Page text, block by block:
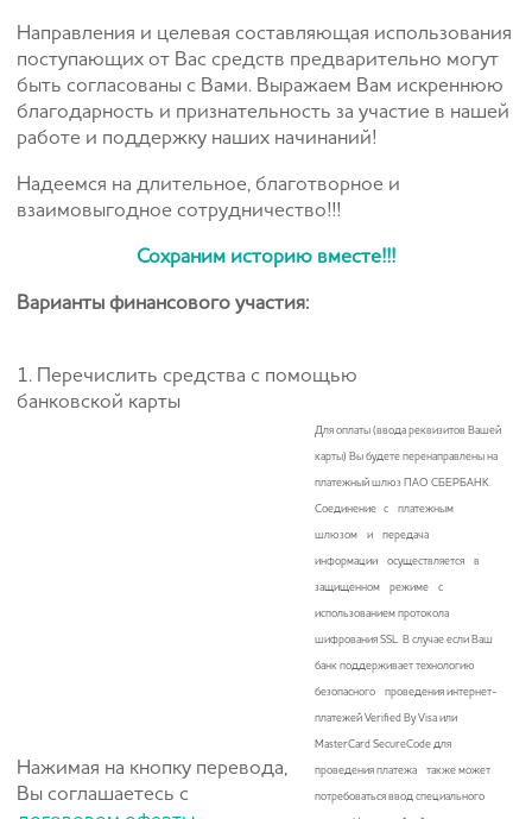
Направления и целевая составляющая использования
поступающих от Вас средств предварительно могут
быть согласованы с Вами. Выражаем Вам искреннюю
благодарность и признательность за участие в нашей
работе и поддержку наших начинаний!
Надеемся на длительное, благотворное и
взаимовыгодное сотрудничество!!!
Сохраним историю вместе!!!
Варианты финансового участия:
1. Перечислить средства с помощью
банковской карты
Нажимая на кнопку перевода,
Вы соглашаетесь с
Для оплаты (ввода реквизитов Вашей
карты) Вы будете перенаправлены на
платежный шлюз ПАО СБЕРБАНК.
Соединение с платежным
шлюзом и передача
информации осуществляется в
защищенном режиме с
использованием протокола
шифрования SSL. В случае если Ваш
банк поддерживает технологию
безопасного проведения интернет-
платежей Verified By Visa или
MasterCard SecureCode для
проведения платежа также может
потребоваться ввод специального